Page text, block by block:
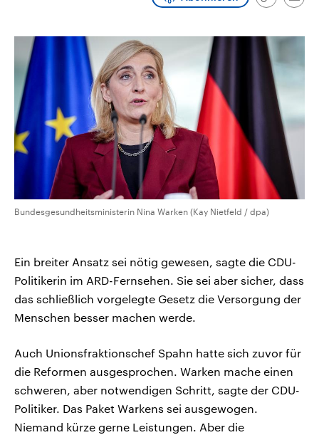
und Hintergründe zu den Parteien
und Kandidaten der anstehenden
Wahl.
aktuelle Weltgeschehen.
Sendungen Programm Podcasts
Audio-Archiv
Link
Bundesgesundheitsministerin Nina Warken (Kay Nietfeld / dpa)
Ein breiter Ansatz sei nötig gewesen, sagte die CDU-
Politikerin im ARD-Fernsehen. Sie sei aber sicher, dass
das schließlich vorgelegte Gesetz die Versorgung der
Menschen besser machen werde.
Auch Unionsfraktionschef Spahn hatte sich zuvor für
die Reformen ausgesprochen. Warken mache einen
schweren, aber notwendigen Schritt, sagte der CDU-
Politiker. Das Paket Warkens sei ausgewogen.
Niemand kürze gerne Leistungen. Aber die